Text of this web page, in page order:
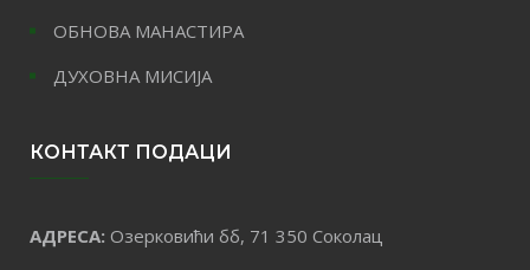
ОБНОВА МАНАСТИРА
ДУХОВНА МИСИЈА
КОНТАКТ ПОДАЦИ
АДРЕСА: Озерковићи бб, 71 350 Соколац